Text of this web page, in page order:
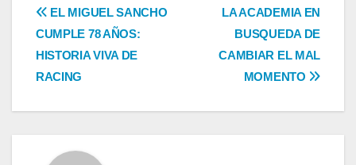
Navegación
de
entradas
LA ACADEMIA EN
BUSQUEDA DE
CAMBIAR EL MAL
MOMENTO
EL MIGUEL SANCHO
CUMPLE 78 AÑOS:
HISTORIA VIVA DE
RACING